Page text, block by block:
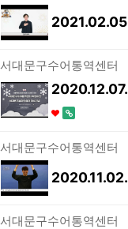
서대문구수어통역센터
서대문구수어통역센터
서대문구수어통역센터